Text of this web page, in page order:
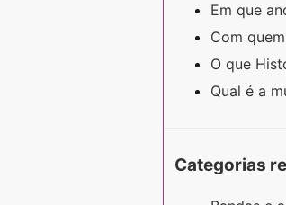
Em que
Com
O que
Qual é a
Categorias